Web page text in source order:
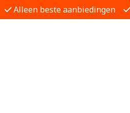
Alleen beste aanbiedingen